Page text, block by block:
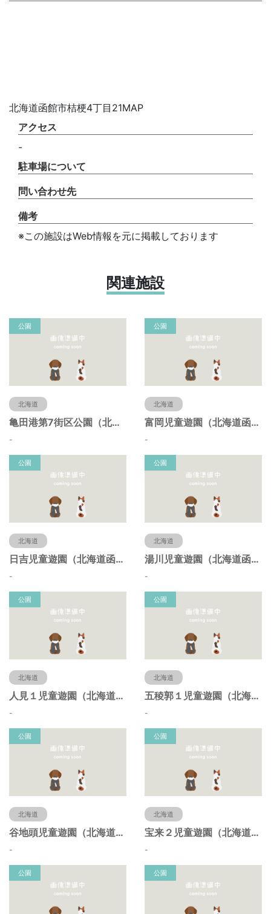
北海道函館市桔梗4丁目21MAP
アクセス
-
駐車場について
問い合わせ先
備考
※この施設はWeb情報を元に掲載しております
関連施設
公園
北海道
亀田港第7街区公園（北海道函館市）
-
公園
北海道
富岡児童遊園（北海道函館市）
-
公園
北海道
日吉児童遊園（北海道函館市）
-
公園
北海道
湯川児童遊園（北海道函館市）
-
公園
北海道
人見１児童遊園（北海道函館市）
-
公園
北海道
五稜郭１児童遊園（北海道函館市）
-
公園
北海道
谷地頭児童遊園（北海道函館市）
-
公園
北海道
宝来２児童遊園（北海道函館市）
-
公園 公園